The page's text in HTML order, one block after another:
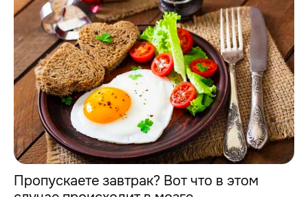
Пропускаете завтрак? Вот что в этом